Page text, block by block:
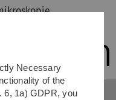
Necessary
of the
6, 1a) GDPR, you